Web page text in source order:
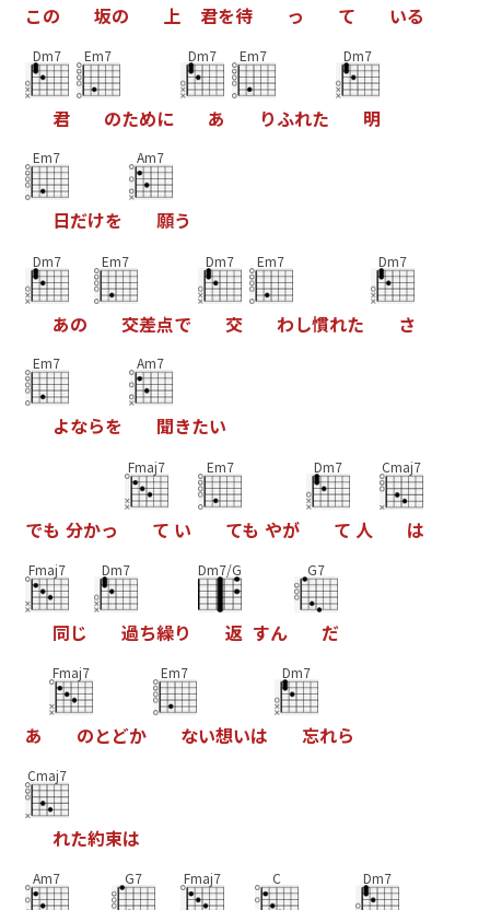
この 坂の 上 君を待 っ て いる
Dm7
君
Em7
のために
Dm7
あ
Em7
りふれた
Dm7
明
Em7
日だけを
Am7
願う
Dm7
あの
Em7
交差点で
Dm7
交
Em7
わし慣れた
Dm7
さ
Em7
よならを
Am7
聞きたい
でも 分かっ
Fmaj7
て い
Em7
ても やが
Dm7
て 人
Cmaj7
は
Fmaj7
同じ
Dm7
過ち繰り
Dm7/G
返 すん
G7
だ
あ
Fmaj7
のとどか
Em7
ない想いは
Dm7
忘れら
Cmaj7
れた約束は
Am7 G7 Fmaj7 C Dm7